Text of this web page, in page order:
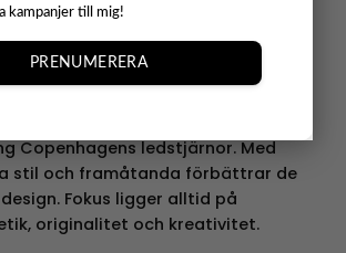
kampanjer till mig!
PRENUMERERA
och det funktionella med det
de design som gör skillnad i
Copenhagens ledstjärnor. Med
stil och framåtanda förbättrar de
Fokus ligger alltid på
originalitet och kreativitet.